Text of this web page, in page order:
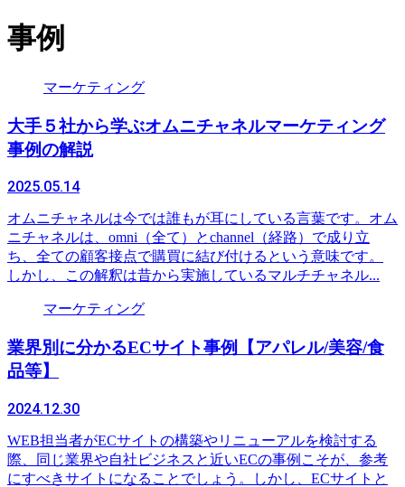
事例
マーケティング
大手５社から学ぶオムニチャネルマーケティング
事例の解説
2025.05.14
オムニチャネルは今では誰もが耳にしている言葉です。オム
ニチャネルは、omni（全て）とchannel（経路）で成り立
ち、全ての顧客接点で購買に結び付けるという意味です。
しかし、この解釈は昔から実施しているマルチチャネル...
マーケティング
業界別に分かるECサイト事例【アパレル/美容/食
品等】
2024.12.30
WEB担当者がECサイトの構築やリニューアルを検討する
際、同じ業界や自社ビジネスと近いECの事例こそが、参考
にすべきサイトになることでしょう。しかし、ECサイトと